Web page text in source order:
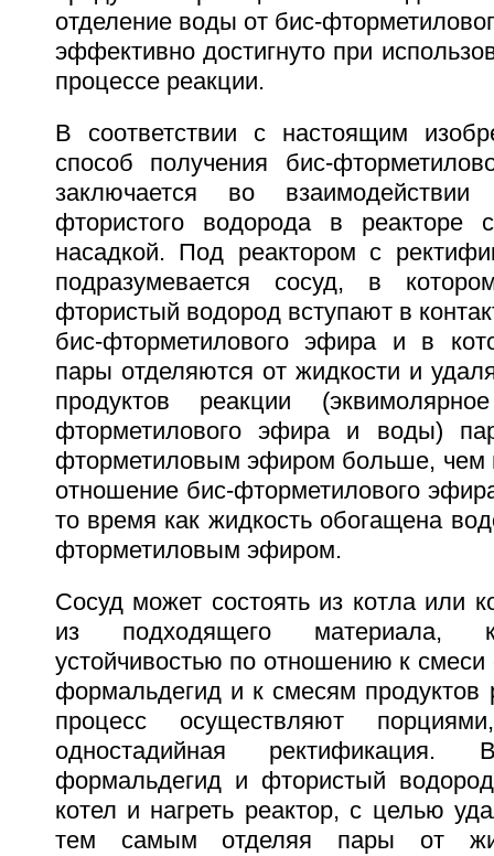
отделение воды от бис-
эффективно достигнуто при
процессе реакции.
В соответствии с настоящим
способ получения бис-
заключается во
фтористого водорода в реакторе
насадкой. Под реактором с
подразумевается сосуд, в
фтористый водород вступают в
бис-фторметилового эфира и в
пары отделяются от жидкости и
продуктов реакции
фторметилового эфира и воды)
фторметиловым эфиром больше, чем
отношение бис-фторметилового
то время как жидкость обогащена
фторметиловым эфиром.
Сосуд может состоять из котла или
из подходящего материала,
устойчивостью по отношению к
формальдегид и к смесям продуктов
процесс осуществляют
одностадийная
формальдегид и фтористый
котел и нагреть реактор, с целью
тем самым отделяя пары от